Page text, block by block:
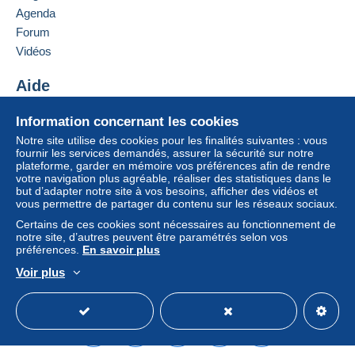
Conditions de paiement :
virement sur votre solde. Aucun paiement n’est réalisé
L’acheteur utilise les moyens de paiement disponibles
sur Delcampe dans la page "Mes achats : A payer".
Un paiement ne passant pas parcarte de crédit/débit
ou virement sur votre solde sera remboursé par le
vendeur à l’acheteur. Un achat non payé peut entraîner
des conséquences au niveau du compte de l’acheteur.
Si les conditions de vente du vendeur comportent des
considérer comme nulles et non avenues. Les
conditions de paiement du site Delcampe, telles que
définies dans les
conditions d’utilisation
, sont les seules
applicables.
Ajouter ce vendeur aux favoris
Information concernant les cookies
Notre site utilise des cookies pour les finalités suivantes : vous
fournir les services demandés, assurer la sécurité sur notre
plateforme, garder en mémoire vos préférences afin de rendre
votre navigation plus agréable, réaliser des statistiques dans le
but d’adapter notre site à vos besoins, afficher des vidéos et
vous permettre de partager du contenu sur les réseaux sociaux.
Certains de ces cookies sont nécessaires au fonctionnement de
notre site, d’autres peuvent être paramétrés selon vos
préférences. En savoir plus
Voir plus
Agenda
Forum
Vidéos
Aide
Acheter sur Delcampe
Vendre sur Delcampe
Un site sécurisé